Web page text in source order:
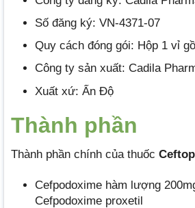
Số đăng ký: VN-4371-07
Quy cách đóng gói: Hộp 1 vỉ
Công ty sản xuất: Cadila
Xuất xứ: Ấn Độ
Thành phần
Thành phần chính của thuốc
Cefpodoxime hàm lượng
Cefpodoxime proxetil